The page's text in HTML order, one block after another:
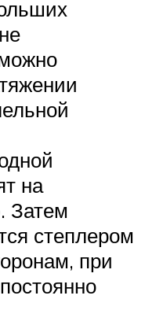
на
Затем
степлером
при